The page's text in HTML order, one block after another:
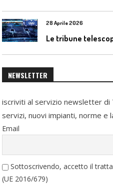
28 Aprile 2026
NEWSLETTER
iscriviti al servizio newsletter
servizi, nuovi impianti, norme e
Email
Sottoscrivendo, accetto il
(UE 2016/679)